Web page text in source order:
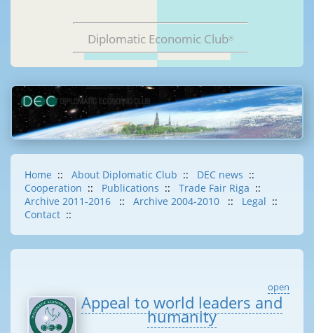
Diplomatic Economic Club®
Home :: About Diplomatic Club :: DEC news ::
Cooperation :: Publications :: Trade Fair Riga ::
Archive 2011-2016
:: Archive 2004-2010 :: Legal ::
Contact ::
open
Appeal to world leaders and
humanity